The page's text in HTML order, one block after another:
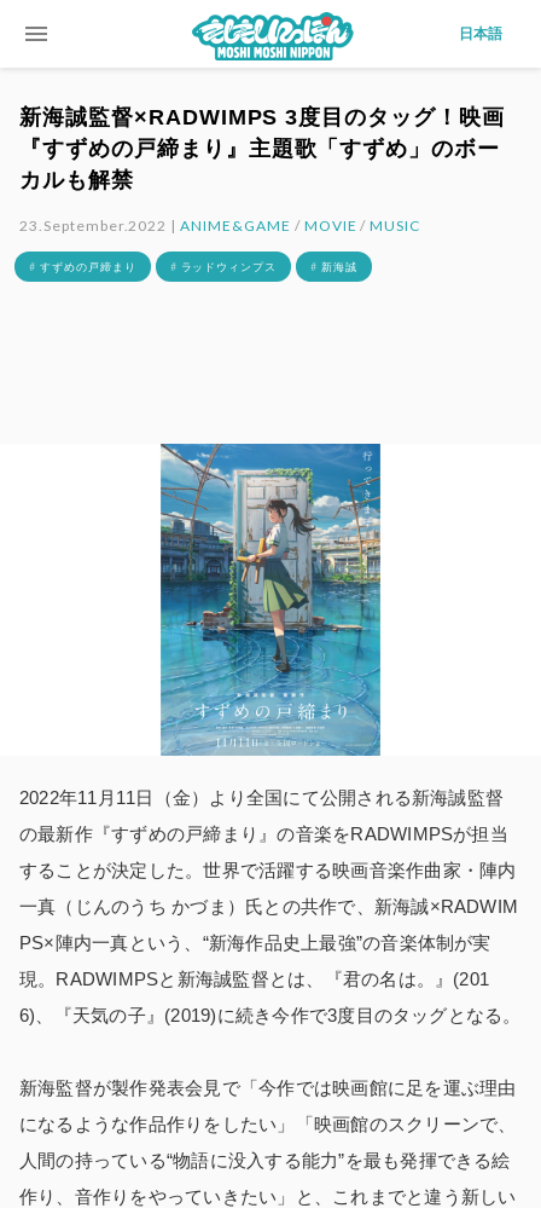
menu 日本語
新海誠監督×RADWIMPS 3度目のタッグ！映画
『すずめの戸締まり』主題歌「すずめ」のボー
カルも解禁
23.September.2022 |ANIME&GAME / MOVIE /MUSIC
# すずめの戸締まり # ラッドウィンプス # 新海誠
2022年11月11日（金）より全国にて公開される新海誠監督
の最新作『すずめの戸締まり』の音楽をRADWIMPSが担当
することが決定した。世界で活躍する映画音楽作曲家・陣内
一真（じんのうち かづま）氏との共作で、新海誠×RADWIM
PS×陣内一真という、“新海作品史上最強”の音楽体制が実
現。RADWIMPSと新海誠監督とは、『君の名は。』(201
6)、『天気の子』(2019)に続き今作で3度目のタッグとなる。
新海監督が製作発表会見で「今作では映画館に足を運ぶ理由
になるような作品作りをしたい」「映画館のスクリーンで、
人間の持っている“物語に没入する能力”を最も発揮できる絵
作り、音作りをやっていきたい」と、これまでと違う新しい